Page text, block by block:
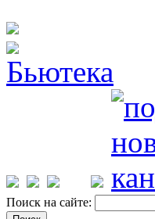
Поиск на сайте: